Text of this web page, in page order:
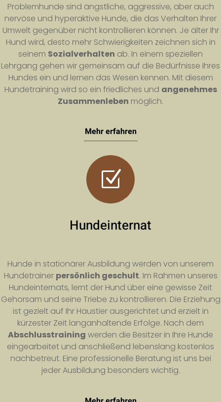
Problemhunde sind ängstliche, aggressive, aber auch
nervöse und hyperaktive Hunde, die das Verhalten Ihrer
Umwelt gegenüber nicht kontrollieren können. Je älter Ihr
Hund wird, desto mehr Schwierigkeiten zeichnen sich in
seinem Sozialverhalten ab. In einem speziellen
Lehrgang gehen wir gemeinsam auf die Bedürfnisse Ihres
Hundes ein und lernen das Wesen kennen. Mit diesem
Hundetraining wird so ein friedliches und angenehmes
Zusammenleben möglich.
Mehr erfahren
Z
Hundeinternat
Hunde in stationärer Ausbildung werden von unserem
Hundetrainer persönlich geschult. Im Rahmen unseres
Hundeinternats, lernt der Hund über eine gewisse Zeit
Gehorsam und seine Triebe zu kontrollieren. Die Erziehung
ist gezielt auf Ihr Haustier ausgerichtet und erzielt in
kürzester Zeit langanhaltende Erfolge. Nach dem
Abschlusstraining werden die Besitzer in Ihre Hunde
eingearbeitet und anschließend lebenslang kostenlos
nachbetreut. Eine professionelle Beratung ist uns bei
jeder Ausbildung besonders wichtig.